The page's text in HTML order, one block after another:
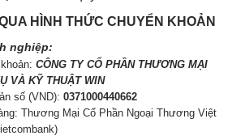
HÌNH THỨC CHUYỂN KHOẢN
nghiệp:
khoản:CÔNG TY CỔ PHẦN THƯƠNG MẠI
VÀ KỸ THUẬT WIN
số (VND):0371000440662
Thương Mại Cổ Phần Ngoại Thương Việt